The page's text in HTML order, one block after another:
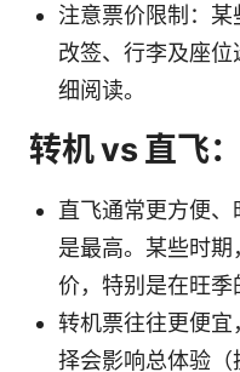
注意票价限制：
改签、行李及座
细阅读。
转机 vs 直飞
直飞通常更方便
是最高。某些时
价，特别是在旺季
转机票往往更便
择会影响总体验